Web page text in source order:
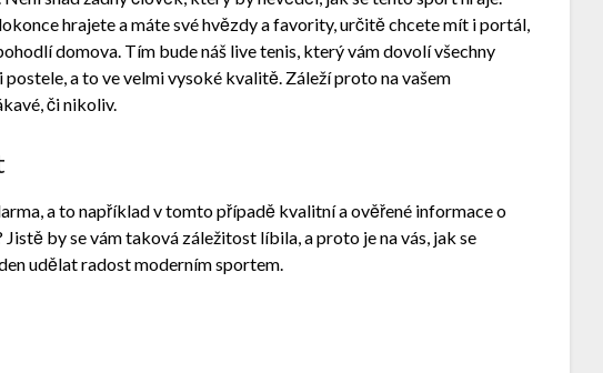
hrajete a máte své hvězdy a favority, určitě chcete mít i portál,
domova. Tím bude náš live tenis, který vám dovolí všechny
a to ve velmi vysoké kvalitě. Záleží proto na vašem
či nikoliv.
a to například v tomto případě kvalitní a ověřené informace o
by se vám taková záležitost líbila, a proto je na vás, jak se
udělat radost moderním sportem.